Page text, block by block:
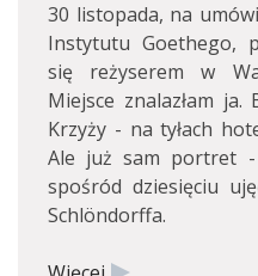
30 listopada, na
Instytutu Goethego,
się reżyserem w
Miejsce znalazłam
Krzyży - na tyłach
Ale już sam portret -
spośród dziesięciu
Schlöndorffa.